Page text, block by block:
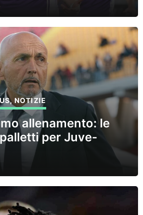
,NOTIZIE
allenamento: le
per Juve-